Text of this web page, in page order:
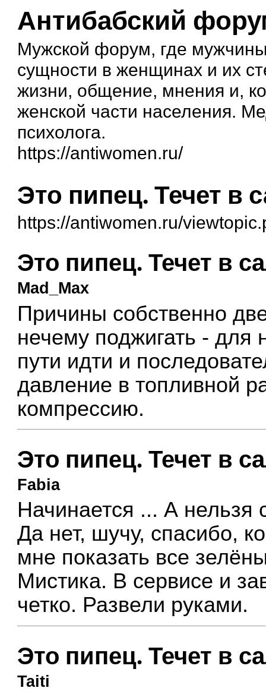
Антибабский
Мужской форум, где
сущности в женщинах и их
жизни, общение, мнения и,
женской части населения.
психолога.
https://antiwomen.ru/
Это пипец. Течет в
https://antiwomen.ru/
Это пипец. Течет в
Mad_Max
Причины собственно
нечему поджигать - для
пути идти и
давление в топливной
компрессию.
Это пипец. Течет в
Fabia
Начинается ... А нельзя
Да нет, шучу, спасибо,
мне показать все
Мистика. В сервисе и
четко. Развели руками.
Это пипец. Течет в
Taiti